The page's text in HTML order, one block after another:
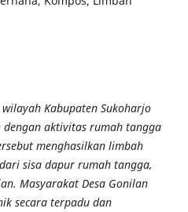
Kabupaten Sukoharjo
aktivitas rumah tangga
menghasilkan limbah
sisa dapur rumah tangga,
Masyarakat Desa Gonilan
secara terpadu dan